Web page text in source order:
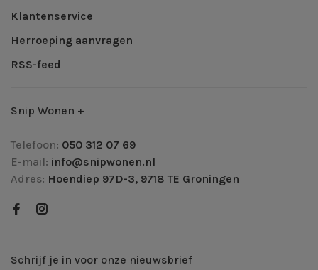
Klantenservice
Herroeping aanvragen
RSS-feed
Snip Wonen +
Telefoon: 050 312 07 69
E-mail: info@snipwonen.nl
Adres: Hoendiep 97D-3, 9718 TE Groningen
Schrijf je in voor onze nieuwsbrief